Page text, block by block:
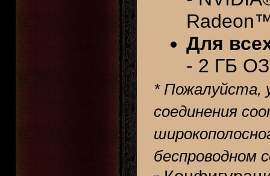
Для
- 2 ГБ
* Пожалуйста,
соединения
беспроводном